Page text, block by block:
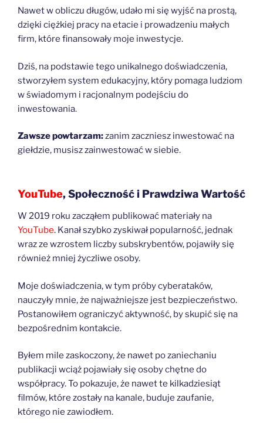
Nawet w obliczu długów, udało mi się wyjść na prostą,
dzięki ciężkiej pracy na etacie i prowadzeniu małych
firm, które finansowały moje inwestycje.
Dziś, na podstawie tego unikalnego doświadczenia,
stworzyłem system edukacyjny, który pomaga ludziom
w świadomym i racjonalnym podejściu do
inwestowania.
Zawsze powtarzam:zanim zaczniesz inwestować na
giełdzie, musisz zainwestować w siebie.
YouTube, Społeczność i Prawdziwa Wartość
W 2019 roku zacząłem publikować materiały na
YouTube. Kanał szybko zyskiwał popularność, jednak
wraz ze wzrostem liczby subskrybentów, pojawiły się
również mniej życzliwe osoby.
Moje doświadczenia, w tym próby cyberataków,
nauczyły mnie, że najważniejsze jest bezpieczeństwo.
Postanowiłem ograniczyć aktywność, by skupić się na
bezpośrednim kontakcie.
Byłem mile zaskoczony, że nawet po zaniechaniu
publikacji wciąż pojawiały się osoby chętne do
współpracy. To pokazuje, że nawet te kilkadziesiąt
filmów, które zostały na kanale, buduje zaufanie,
którego nie zawiodłem.